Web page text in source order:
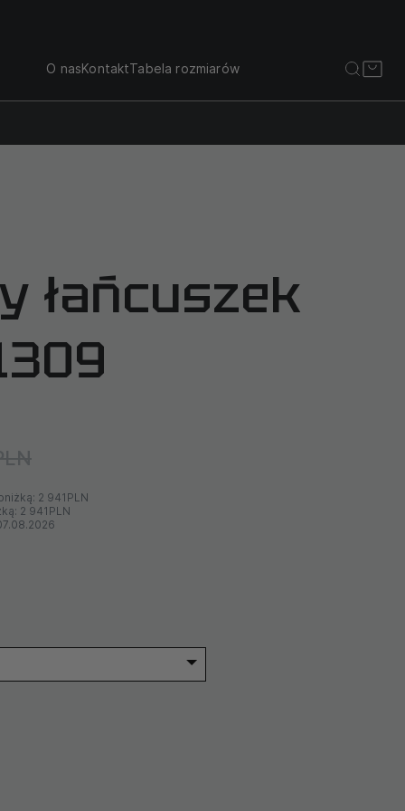
O nasKontaktTabela rozmiarów
łańcuszek
2 941PLN
2 941PLN